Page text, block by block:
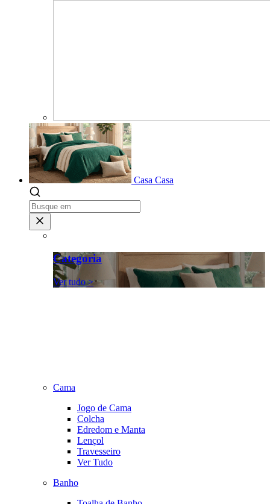
Casa Casa
Categoria
Ver tudo >
Cama
Jogo de Cama
Colcha
Edredom e Manta
Lençol
Travesseiro
Ver Tudo
Banho